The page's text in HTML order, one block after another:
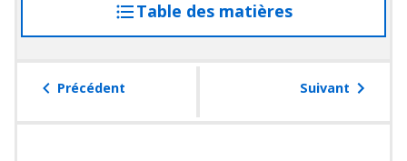
Table des matières
à
table
Précédent Suivant